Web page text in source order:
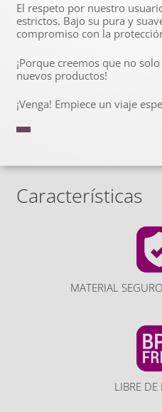
El respeto por nuestro
estrictos. Bajo su pura y
compromiso con la
¡Porque creemos que no
nuevos productos!
¡Venga! Empiece un viaje
Características
MATERIAL
LIBRE DE